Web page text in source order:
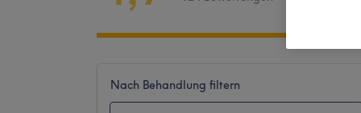
Nach Behandlung filtern